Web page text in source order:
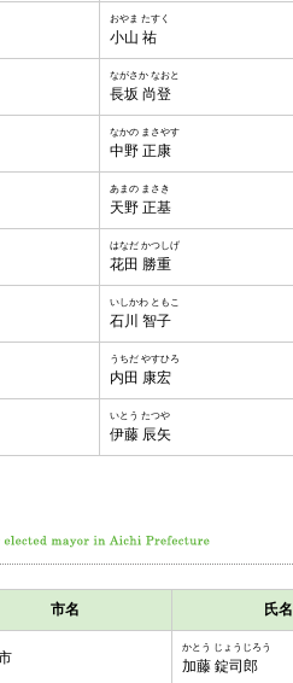
おやま たすく
小山 祐
ながさか なおと
長坂 尚登
なかの まさやす
中野 正康
あまの まさき
天野 正基
はなだ かつしげ
花田 勝重
いしかわ ともこ
石川 智子
うちだ やすひろ
内田 康宏
いとう たつや
伊藤 辰矢
市名 氏名
かとう じょうじろう
加藤 錠司郎